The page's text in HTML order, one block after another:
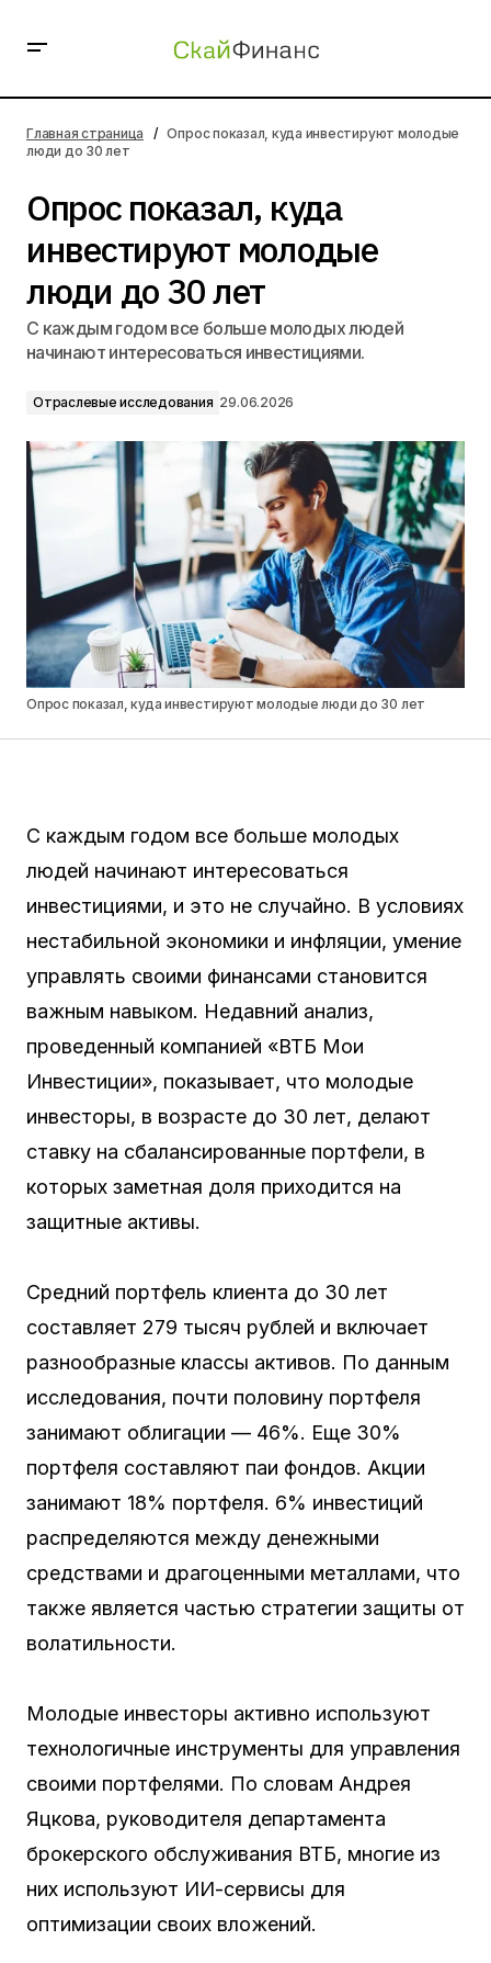
30 лет
Главная страница
Опрос показал, куда инвестируют молодые
люди до 30 лет
Опрос показал, куда
инвестируют молодые
люди до 30 лет
С каждым годом все больше молодых людей
начинают интересоваться инвестициями.
Отраслевые исследования 29.06.2026
Опрос показал, куда инвестируют молодые люди до 30 лет
С каждым годом все больше молодых
людей начинают интересоваться
инвестициями, и это не случайно. В условиях
нестабильной экономики и инфляции, умение
управлять своими финансами становится
важным навыком. Недавний анализ,
проведенный компанией «ВТБ Мои
Инвестиции», показывает, что молодые
инвесторы, в возрасте до 30 лет, делают
ставку на сбалансированные портфели, в
которых заметная доля приходится на
защитные активы.
Средний портфель клиента до 30 лет
составляет 279 тысяч рублей и включает
разнообразные классы активов. По данным
исследования, почти половину портфеля
занимают облигации — 46%. Еще 30%
портфеля составляют паи фондов. Акции
занимают 18% портфеля. 6% инвестиций
распределяются между денежными
средствами и драгоценными металлами, что
также является частью стратегии защиты от
волатильности.
Молодые инвесторы активно используют
технологичные инструменты для управления
своими портфелями. По словам Андрея
Яцкова, руководителя департамента
брокерского обслуживания ВТБ, многие из
них используют ИИ-сервисы для
оптимизации своих вложений.